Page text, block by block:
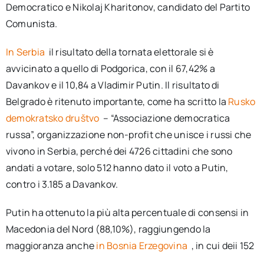
Democratico e Nikolaj Kharitonov, candidato del Partito
Comunista.
In Serbia il risultato della tornata elettorale si è
avvicinato a quello di Podgorica, con il 67,42% a
Davankov e il 10,84 a Vladimir Putin. Il risultato di
Belgrado è ritenuto importante, come ha scritto la Rusko
demokratsko društvo – “Associazione democratica
russa”, organizzazione non-profit che unisce i russi che
vivono in Serbia, perché dei 4726 cittadini che sono
andati a votare, solo 512 hanno dato il voto a Putin,
contro i 3.185 a Davankov.
Putin ha ottenuto la più alta percentuale di consensi in
Macedonia del Nord (88,10%), raggiungendo la
maggioranza anchein Bosnia Erzegovina , in cui deii 152